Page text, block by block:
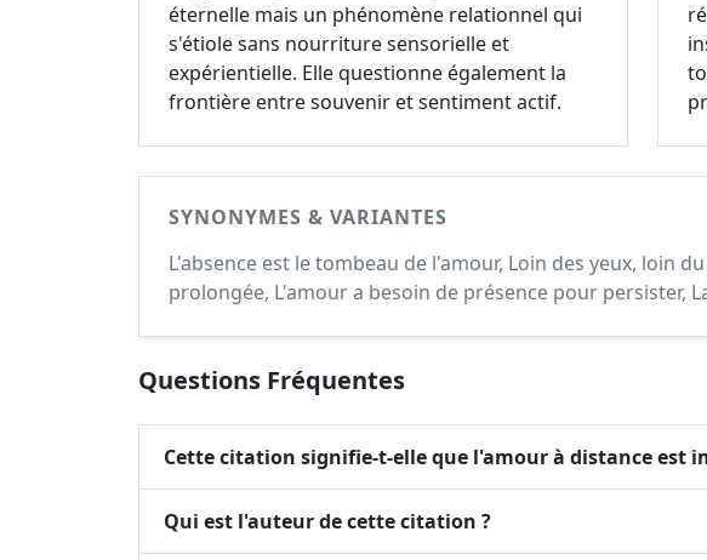
éternelle mais un phénomène relationnel qui
s'étiole sans nourriture sensorielle et
expérientielle. Elle questionne également la
frontière entre souvenir et sentiment actif.
SYNONYMES & VARIANTES
L'absence est le tombeau de l'amour, Loin des yeux, loin
prolongée, L'amour a besoin de présence pour persister,
Questions Fréquentes
Cette citation signifie-t-elle que l'amour à distance est
Qui est l'auteur de cette citation ?